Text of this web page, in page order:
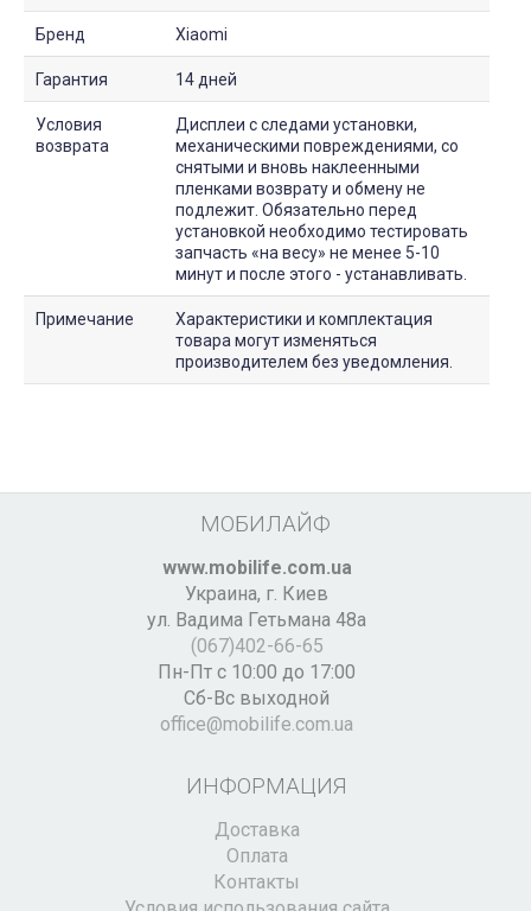
Бренд Xiaomi
Гарантия 14 дней
Условия
возврата
Дисплеи с следами установки,
механическими повреждениями, со
снятыми и вновь наклеенными
пленками возврату и обмену не
подлежит. Обязательно перед
установкой необходимо тестировать
запчасть «на весу» не менее 5-10
минут и после этого - устанавливать.
Примечание
Характеристики и комплектация
товара могут изменяться
производителем без уведомления.
МОБИЛАЙФ
www.mobilife.com.ua
Украина, г. Киев
ул. Вадима Гетьмана 48а
(067)402-66-65
Пн-Пт с 10:00 до 17:00
Сб-Вс выходной
office@mobilife.com.ua
ИНФОРМАЦИЯ
Доставка
Оплата
Контакты